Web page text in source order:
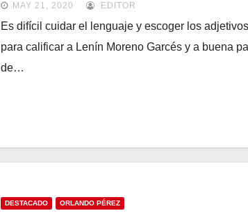
MAY 21, 2020 EDITOR
Es difícil cuidar el lenguaje y escoger los adjetivos
para calificar a Lenín Moreno Garcés y a buena
de…
DESTACADO ORLANDO PÉREZ